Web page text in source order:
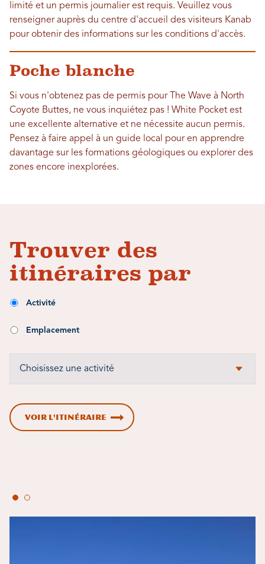
limité et un permis journalier est requis. Veuillez vous
renseigner auprès du centre d'accueil des visiteurs Kanab
pour obtenir des informations sur les conditions d'accès.
Poche blanche
Si vous n'obtenez pas de permis pour The Wave à North
Coyote Buttes, ne vous inquiétez pas ! White Pocket est
une excellente alternative et ne nécessite aucun permis.
Pensez à faire appel à un guide local pour en apprendre
davantage sur les formations géologiques ou explorer des
zones encore inexplorées.
Trouver des
itinéraires par
Activité
Emplacement
VOIR L'ITINÉRAIRE